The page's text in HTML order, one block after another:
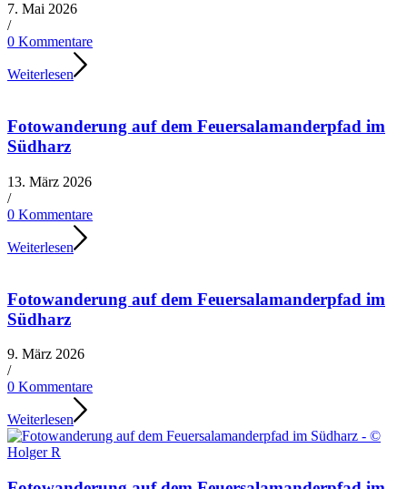
7. Mai 2026
/
0 Kommentare
Weiterlesen
Fotowanderung auf dem Feuersalamanderpfad im
Südharz
13. März 2026
/
0 Kommentare
Weiterlesen
Fotowanderung auf dem Feuersalamanderpfad im
Südharz
9. März 2026
/
0 Kommentare
Weiterlesen